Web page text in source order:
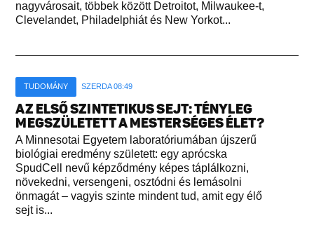
nagyvárosait, többek között Detroitot, Milwaukee-t,
Clevelandet, Philadelphiát és New Yorkot...
TUDOMÁNY SZERDA 08:49
AZ ELSŐ SZINTETIKUS SEJT: TÉNYLEG
MEGSZÜLETETT A MESTERSÉGES ÉLET?
A Minnesotai Egyetem laboratóriumában újszerű
biológiai eredmény született: egy aprócska
SpudCell nevű képződmény képes táplálkozni,
növekedni, versengeni, osztódni és lemásolni
önmagát – vagyis szinte mindent tud, amit egy élő
sejt is...